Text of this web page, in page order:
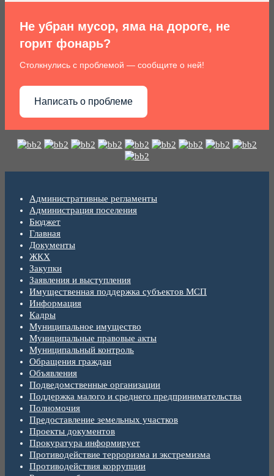
Не убран мусор, яма на дороге, не
горит фонарь?
Столкнулись с проблемой — сообщите о ней!
Написать о проблеме
Административные регламенты
Администрация поселения
Бюджет
Главная
Документы
ЖКХ
Закупки
Заявления и выступления
Имущественная поддержка субъектов МСП
Информация
Кадры
Муниципальное имущество
Муниципальные правовые акты
Муниципальный контроль
Обращения граждан
Объявления
Подведомственные организации
Поддержка малого и среднего предпринимательства
Полномочия
Предоставление земельных участков
Проекты документов
Прокуратура информирует
Противодействие терроризма и экстремизма
Противодействия коррупции